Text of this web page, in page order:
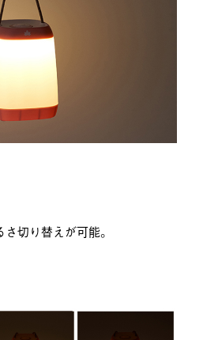
切り替えが可能。